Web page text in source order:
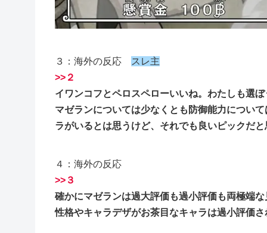
３：海外の反応
スレ主
>>２
イワンコフとペロスペローいいね。わたしも選
マゼランについては少なくとも防御能力につい
ラがいるとは思うけど、それでも良いピックだと
４：海外の反応
>>３
確かにマゼランは過大評価も過小評価も両極端
性格やキャラデザがお茶目なキャラは過小評価